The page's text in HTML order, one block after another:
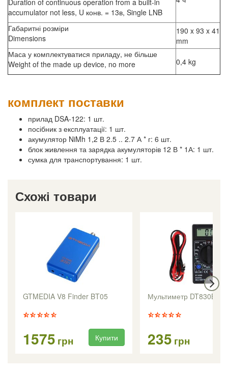
Duration of continuous operation from a built-in
accumulator not less, U конв. = 13в, Single LNB
Габаритні розміри
Dimensions
190 x 93 x 41
mm
Маса у комплектуватися приладу, не більше
Weight of the made up device, no more
0,4 kg
комплект поставки
прилад DSA-122: 1 шт.
посібник з експлуатації: 1 шт.
акумулятор NiMh 1,2 В 2.5 .. 2.7 А * г: 6 шт.
блок живлення та зарядка акумуляторів 12 В * 1А: 1 шт.
сумка для транспортування: 1 шт.
Схожі товари
GTMEDIA V8 Finder BT05
1575 грн Купити
Мультиметр DT830B
235 грн